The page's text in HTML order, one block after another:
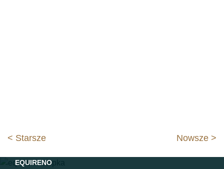
Nawigacja
wpisu
< Starsze Nowsze >
EQUIRENO